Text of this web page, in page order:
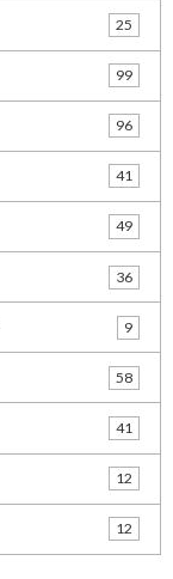
25
99
96
41
49
36
9
58
41
12
12